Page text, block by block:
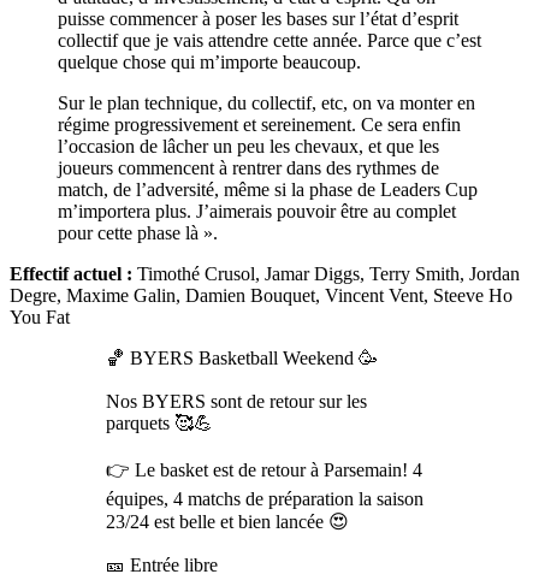
puisse commencer à poser les bases sur l’état d’esprit
collectif que je vais attendre cette année. Parce que c’est
quelque chose qui m’importe beaucoup.
Sur le plan technique, du collectif, etc, on va monter en
régime progressivement et sereinement. Ce sera enfin
l’occasion de lâcher un peu les chevaux, et que les
joueurs commencent à rentrer dans des rythmes de
match, de l’adversité, même si la phase de Leaders Cup
m’importera plus. J’aimerais pouvoir être au complet
pour cette phase là ».
Effectif actuel : Timothé Crusol, Jamar Diggs, Terry Smith, Jordan
Degre, Maxime Galin, Damien Bouquet, Vincent Vent, Steeve Ho
You Fat
🏀 BYERS Basketball Weekend 🥳
Nos BYERS sont de retour sur les
parquets 🥰💪
👉 Le basket est de retour à Parsemain! 4
équipes, 4 matchs de préparation la saison
23/24 est belle et bien lancée 😍
🎫 Entrée libre